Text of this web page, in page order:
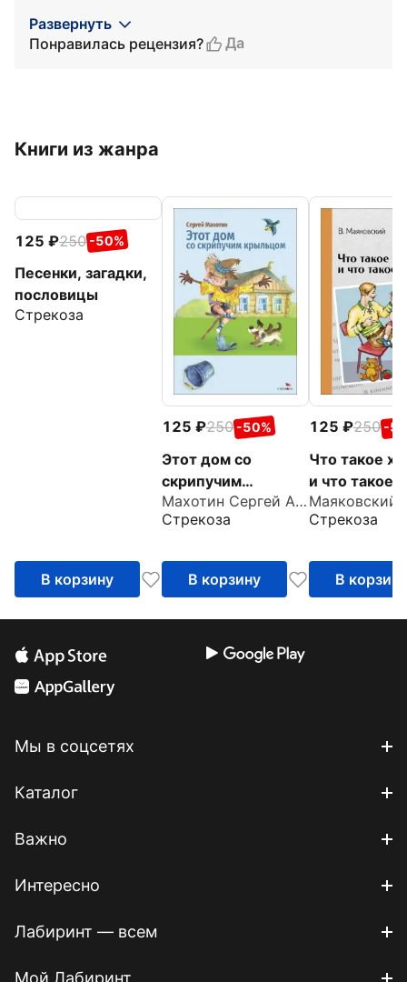
Развернуть
Понравилась рецензия?
Да
Книги из жанра
125 250 -50%
Песенки, загадки,
пословицы
Стрекоза
В корзину
125 250 -50%
Этот дом со
скрипучим
крыльцом
Махотин Сергей Анатольевич
Стрекоза
В корзину
125 250 -
Что такое
и что такое
Стрекоза
В корзину
Мы в соцсетях
Каталог
Важно
Интересно
Лабиринт — всем
Мой Лабиринт